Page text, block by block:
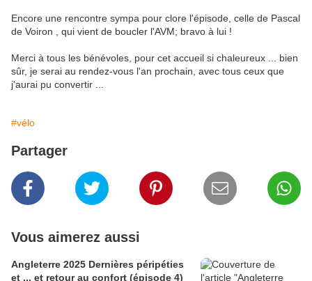
Encore une rencontre sympa pour clore l'épisode, celle de Pascal
de Voiron , qui vient de boucler l'AVM; bravo à lui !
Merci à tous les bénévoles, pour cet accueil si chaleureux ... bien
sûr, je serai au rendez-vous l'an prochain, avec tous ceux que
j'aurai pu convertir ...
#vélo
Partager
Vous aimerez aussi
Angleterre 2025 Dernières péripéties
et ... et retour au confort (épisode 4)